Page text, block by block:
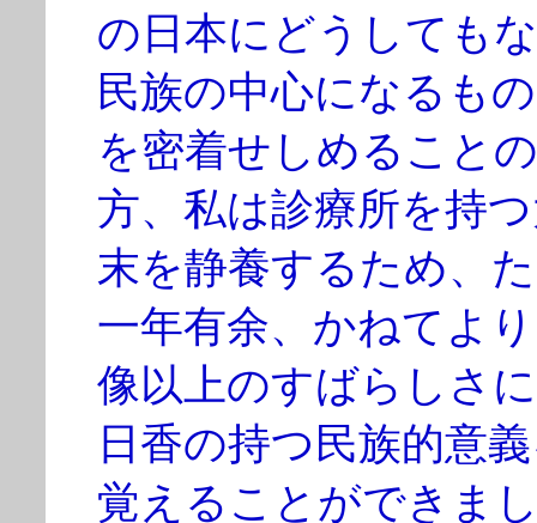
の日本にどうしても
民族の中心になるも
を密着せしめること
方、私は診療所を持
末を静養するため、
一年有余、かねてよ
像以上のすばらしさ
日香の持つ民族的意
覚えることができま